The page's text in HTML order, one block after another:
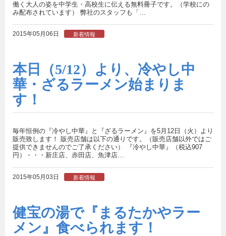
働く大人の姿を中学生・高校生に伝える無料冊子です。（学校にの
み配布されています） 弊社のスタッフも「…
2015年05月06日 新着情報
本日（5/12）より、冷やし中
華・ざるラーメン始まりま
す！
毎年恒例の『冷やし中華』と『ざるラーメン』を5月12日（火）より
販売致します！ 販売店舗は以下の通りです。（販売店舗以外ではご
提供できませんのでご了承ください） 『冷やし中華』（税込907
円）・・・新庄店、赤田店、魚津店…
2015年05月03日 新着情報
健宝の湯で『まるたかやラー
メン』食べられます！